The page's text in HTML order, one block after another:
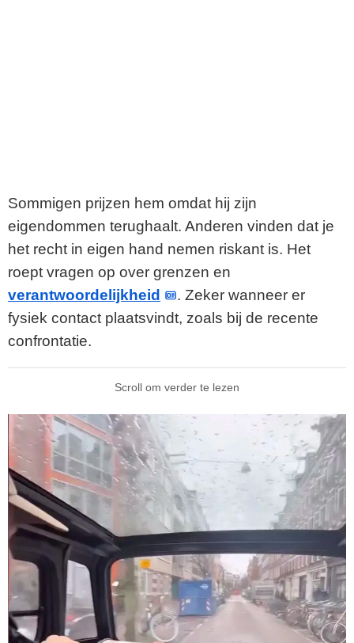
Sommigen prijzen hem omdat hij zijn
eigendommen terughaalt. Anderen vinden dat je
het recht in eigen hand nemen riskant is. Het
roept vragen op over grenzen en
verantwoordelijkheid
. Zeker wanneer er
fysiek contact plaatsvindt, zoals bij de recente
confrontatie.
Scroll om verder te lezen